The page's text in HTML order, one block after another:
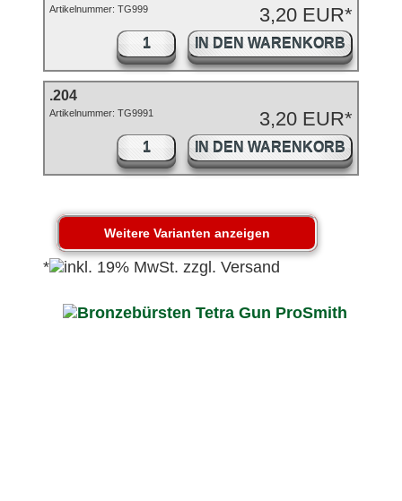
3,20 EUR*
Artikelnummer: TG999
IN DEN WARENKORB
.204
3,20 EUR*
Artikelnummer: TG9991
IN DEN WARENKORB
*